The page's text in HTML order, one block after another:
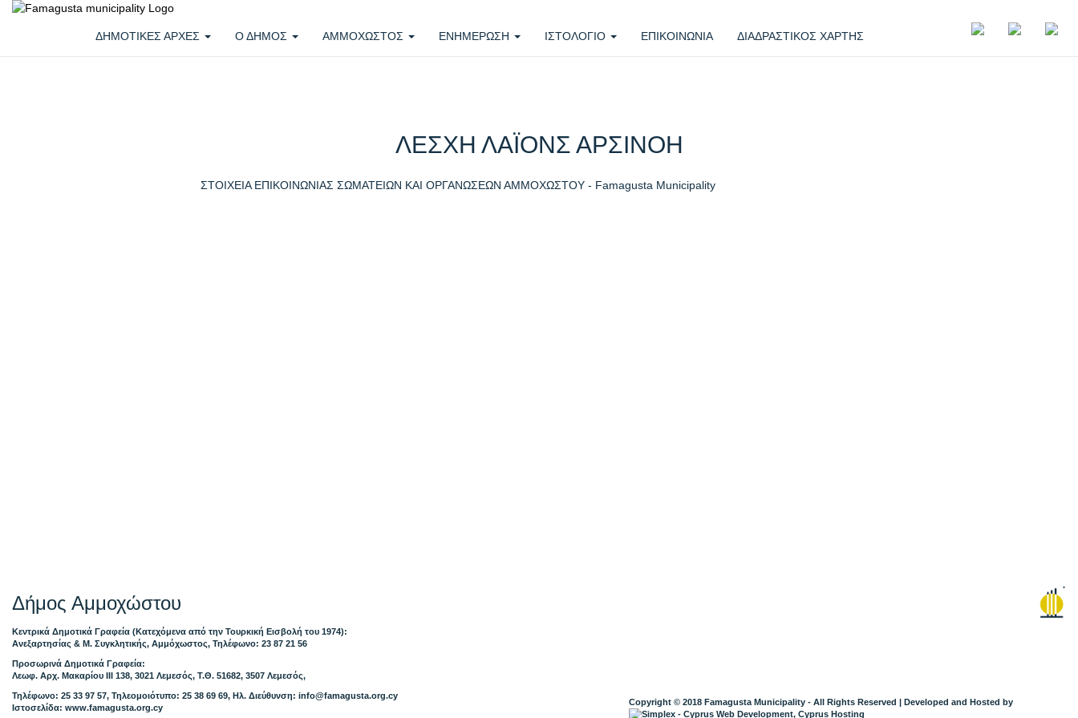
ΔΗΜΟΤΙΚΕΣ ΑΡΧΕΣ Ο ΔΗΜΟΣ ΑΜΜΟΧΩΣΤΟΣ ΕΝΗΜΕΡΩΣΗ ΙΣΤΟΛΟΓΙΟ ΕΠΙΚΟΙΝΩΝΙΑ ΔΙΑΔΡΑΣΤΙΚΟΣ ΧΑΡΤΗΣ
ΛΕΣΧΗ ΛΑΪΟΝΣ ΑΡΣΙΝΟΗ
ΣΤΟΙΧΕΙΑ ΕΠΙΚΟΙΝΩΝΙΑΣ ΣΩΜΑΤΕΙΩΝ ΚΑΙ ΟΡΓΑΝΩΣΕΩΝ ΑΜΜΟΧΩΣΤΟΥ - Famagusta Municipality
Δήμος Αμμοχώστου
Κεντρικά Δημοτικά Γραφεία (Κατεχόμενα από την Τουρκική Εισβολή του 1974):
Ανεξαρτησίας & Μ. Συγκλητικής, Αμμόχωστος, Τηλέφωνο: 23 87 21 56
Προσωρινά Δημοτικά Γραφεία:
Λεωφ. Αρχ. Μακαρίου ΙΙΙ 138, 3021 Λεμεσός, Τ.Θ. 51682, 3507 Λεμεσός,
Τηλέφωνο: 25 33 97 57, Τηλεομοιότυπο: 25 38 69 69, Ηλ. Διεύθυνση: info@famagusta.org.cy
Ιστοσελίδα: www.famagusta.org.cy
Copyright © 2018 Famagusta Municipality - All Rights Reserved | Developed and Hosted by